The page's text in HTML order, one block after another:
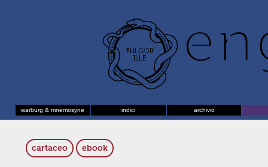
warburg & mnemosyne indici archivio
cartaceo ebook